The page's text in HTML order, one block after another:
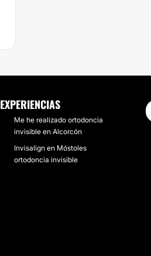
EXPERIENCIAS
Me he realizado ortodoncia
invisible en Alcorcón
Invisalign en Móstoles
ortodoncia invisible